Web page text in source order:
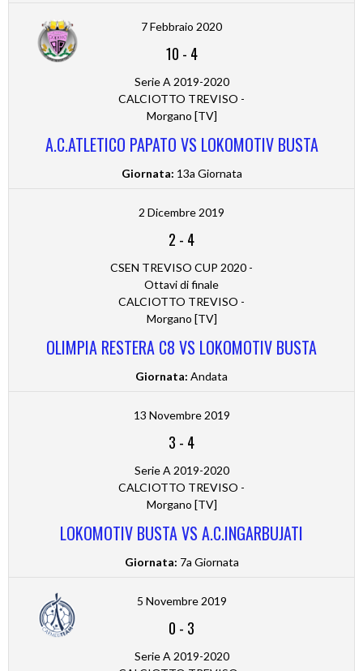
7 Febbraio 2020
10 - 4
Serie A 2019-2020
CALCIOTTO TREVISO -
Morgano [TV]
A.C.ATLETICO PAPATO VS LOKOMOTIV BUSTA
Giornata: 13a Giornata
2 Dicembre 2019
2 - 4
CSEN TREVISO CUP 2020 -
Ottavi di finale
CALCIOTTO TREVISO -
Morgano [TV]
OLIMPIA RESTERA C8 VS LOKOMOTIV BUSTA
Giornata: Andata
13 Novembre 2019
3 - 4
Serie A 2019-2020
CALCIOTTO TREVISO -
Morgano [TV]
LOKOMOTIV BUSTA VS A.C.INGARBUJATI
Giornata: 7a Giornata
5 Novembre 2019
0 - 3
Serie A 2019-2020